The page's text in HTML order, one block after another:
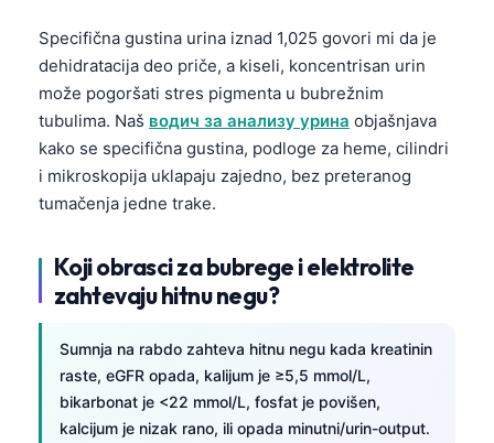
Specifična gustina urina iznad 1,025 govori mi da je
dehidratacija deo priče, a kiseli, koncentrisan urin
može pogoršati stres pigmenta u bubrežnim
tubulima. Naš водич за анализу урина objašnjava
kako se specifična gustina, podloge za heme, cilindri
i mikroskopija uklapaju zajedno, bez preteranog
tumačenja jedne trake.
Koji obrasci za bubrege i elektrolite
zahtevaju hitnu negu?
Sumnja na rabdo zahteva hitnu negu kada kreatinin
raste, eGFR opada, kalijum je ≥5,5 mmol/L,
bikarbonat je <22 mmol/L, fosfat je povišen,
kalcijum je nizak rano, ili opada minutni/urin-output.